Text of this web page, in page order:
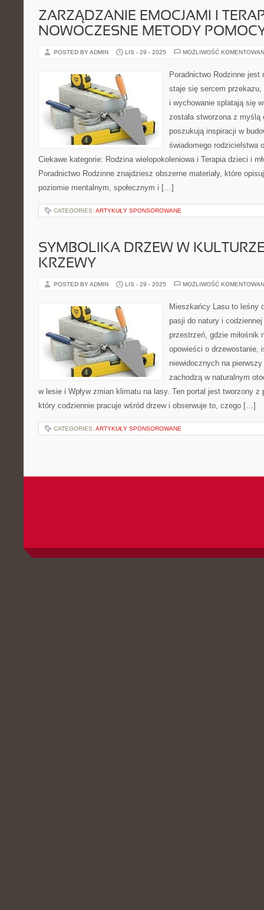
ZARZĄDZANIE EMOCJAMI I
NOWOCZESNE METODY
POSTED BY ADMIN LIS - 29 - 2025 MOŻLIWOŚĆ
Poradnictwo Rodzinne
staje się sercem
i wychowanie splatają się
została stworzona z
poszukują inspiracji w
świadomego rodzicielstwa
Ciekawe kategorie: Rodzina wielopokoleniowa i Terapia dzieci i
Poradnictwo Rodzinne znajdziesz obszerne materiały, które
poziomie mentalnym, społecznym i […]
CATEGORIES: ARTYKUŁY SPONSOROWANE
SYMBOLIKA DRZEW W
KRZEWY
POSTED BY ADMIN LIS - 29 - 2025 MOŻLIWOŚĆ
Mieszkańcy Lasu to leśny
pasji do natury i
przestrzeń, gdzie miłośnik
opowieści o drzewostanie,
niewidocznych na
zachodzą w naturalnym
w lesie i Wpływ zmian klimatu na lasy. Ten portal jest tworzony
który codziennie pracuje wśród drzew i obserwuje to, czego […]
CATEGORIES: ARTYKUŁY SPONSOROWANE